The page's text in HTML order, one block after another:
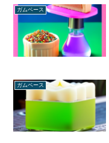
ガムベース
ガムベース